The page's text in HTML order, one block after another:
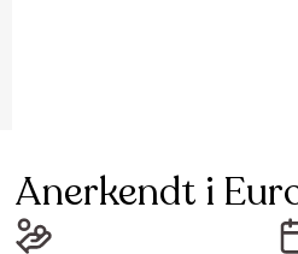
Anerkendt i